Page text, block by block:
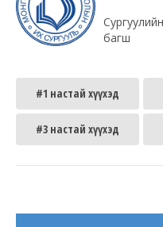
багш
#1 настай хүүхэд
#3 настай хүүхэд